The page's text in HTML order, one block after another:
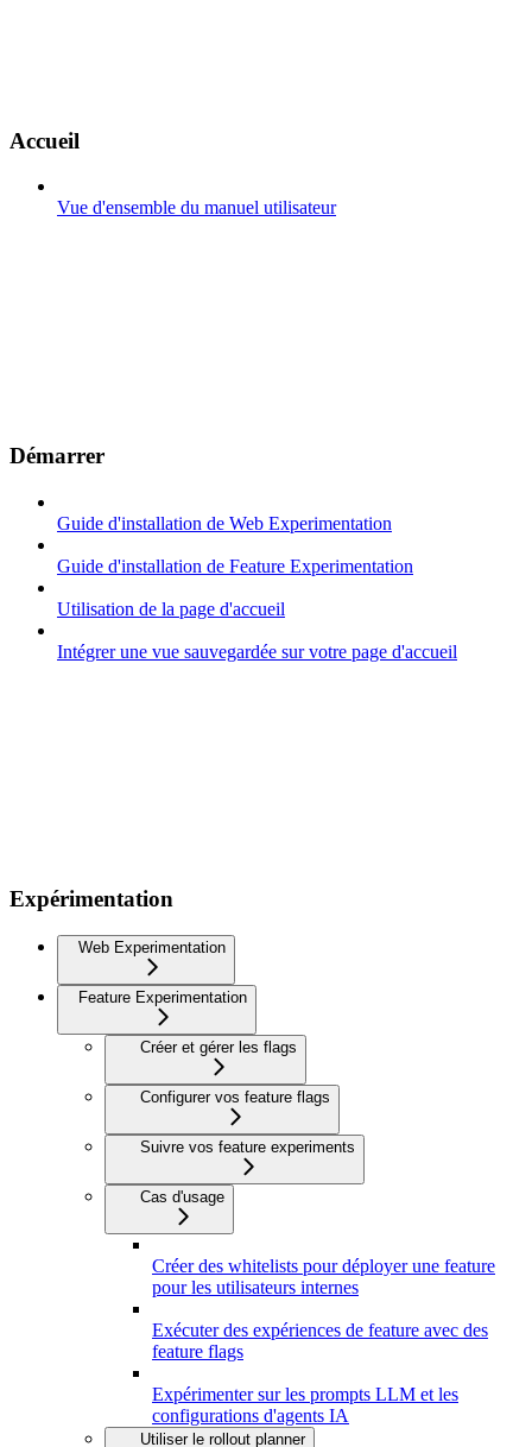
Accueil
Vue d'ensemble du manuel utilisateur
Démarrer
Guide d'installation de Web Experimentation
Guide d'installation de Feature Experimentation
Utilisation de la page d'accueil
Intégrer une vue sauvegardée sur votre page d'accueil
Expérimentation
Web Experimentation
Feature Experimentation
Créer et gérer les flags
Configurer vos feature flags
Suivre vos feature experiments
Cas d'usage
Créer des whitelists pour déployer une feature
pour les utilisateurs internes
Exécuter des expériences de feature avec des
feature flags
Expérimenter sur les prompts LLM et les
configurations d'agents IA
Utiliser le rollout planner